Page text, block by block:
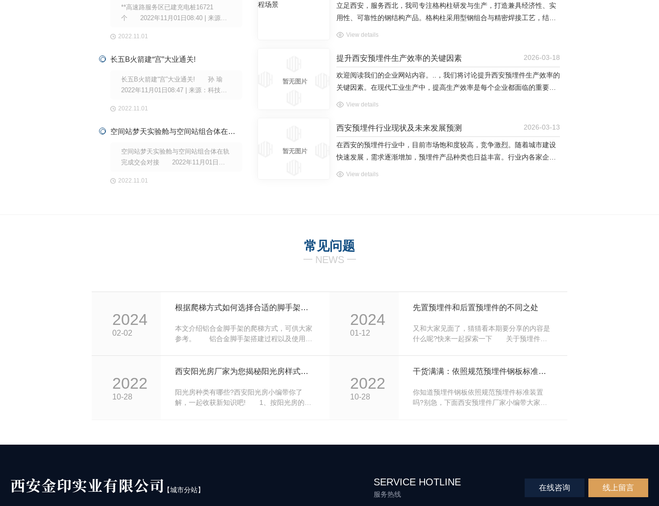
营业利润同比减超60%，德州仪器虽然
三季度营收好于预期，但对四季度营收
**高速路服务区已建充电桩16721
个 2022年11月01日08:40 | 来源：
日电(记者叶昊鸣)记者31日从交通运输
建成充电桩16721个。 (责编：王
权，请联系我们删除。
2022.11.01
长五B火箭建“宫”大业通关!
长五B火箭建“宫”大业通关! 孙 瑜
2022年11月01日08:47 | 来源：科技日
技集团有限公司所属中国运载火箭技术
征五号B遥四运载火箭(以下简称长五B
天实验舱送入预定轨道，发射任务取得
圆满成功。
2022.11.01
空间站梦天实验舱与空间站组合体在轨完成交会对接
空间站梦天实验舱与空间站组合体在轨
完成交会对接 2022年11月01日
北京11月1日电 (记者赵竹青)据中国载
2022.11.01
立足西安，服务西北，我司专注格构柱研发与生产，打造兼具经济性、实
用性、可靠性的钢结构产品。格构柱采用型钢组合与精密焊接工艺，结构
设计灵活，可按需调整规格与形式，兼具材料利用率高、抗风抗震性好、
来看，产品广泛覆盖工业建筑、交通基建、市政工程、能源设施等领域。
View details
提升西安预埋件生产效率的关键因素 2026-03-18
欢迎阅读我们的企业网站内容。..，我们将讨论提升西安预埋件生产效率的
关键因素。在现代工业生产中，提高生产效率是每个企业都面临的重要挑
战之一。对于西安预埋件行业来说，增加生产效率不仅能够提升企业竞争
生产效率的关键因素之一。引入..的生产设备和技术，可以大幅提
View details
西安预埋件行业现状及未来发展预测 2026-03-13
在西安的预埋件行业中，目前市场饱和度较高，竞争激烈。随着城市建设
快速发展，需求逐渐增加，预埋件产品种类也日益丰富。行业内各家企业
纷纷加大研发投入，不断提升产品品质，以迎合市场需求。未来，西安预
View details
常见问题
一 NEWS 一
2024
02-02
根据爬梯方式如何选择合适的脚手架爬梯，小编为您解密！
本文介绍铝合金脚手架的爬梯方式，可供大家
参考。 铝合金脚手架搭建过程以及使用过
式供选择，有垂直爬梯方式，框架用作爬梯方
梯方式。根据需要选择合适的爬梯方式。但无
论哪种爬梯方式，无比要切记，所有爬梯方
2024
01-12
先置预埋件和后置预埋件的不同之处
又和大家见面了，猜猜看本期要分享的内容是
什么呢?快来一起探索一下 关于预埋件，
的不同之处在于砼体结构施工中，埋件安装的
进行工程建设，但是在特殊情况下必须选择后
置预埋件，例如，甲方临时更改图纸。下
2022
10-28
西安阳光房厂家为您揭秘阳光房样式种类，不看后悔！
阳光房种类有哪些?西安阳光房小编带你了
解，一起收获新知识吧! 1、按阳光房的结
阳光房的来源发展演进，尤其是..后一个代表
2022
10-28
干货满满：依照规范预埋件钢板标准装置
你知道预埋件钢板依照规范预埋件标准装置
吗?别急，下面西安预埋件厂家小编带大家详
安、美观效果，在整个施工过程中都需求当心
【城市分站】
SERVICE HOTLINE
服务热线
在线咨询 线上留言